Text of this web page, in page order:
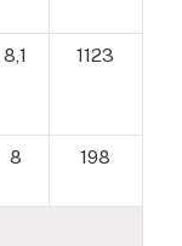
8,1 1123
8 198